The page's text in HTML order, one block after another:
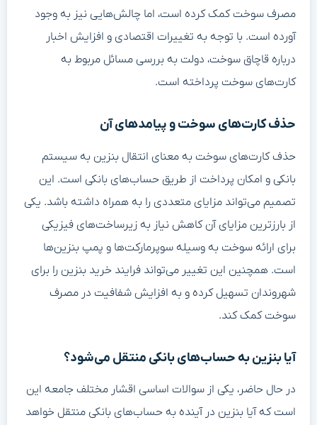
مصرف سوخت کمک کرده است، اما چالش‌هایی نیز به وجود
آورده است. با توجه به تغییرات اقتصادی و افزایش اخبار
درباره قاچاق سوخت، دولت به بررسی مسائل مربوط به
کارت‌های سوخت پرداخته است.
حذف کارت‌های سوخت و پیامدهای آن
حذف کارت‌های سوخت به معنای انتقال بنزین به سیستم
بانکی و امکان پرداخت از طریق حساب‌های بانکی است. این
تصمیم می‌تواند مزایای متعددی را به همراه داشته باشد. یکی
از بارزترین مزایای آن کاهش نیاز به زیرساخت‌های فیزیکی
برای ارائه سوخت به وسیله سوپرمارکت‌ها و پمپ بنزین‌ها
است. همچنین این تغییر می‌تواند فرایند خرید بنزین را برای
شهروندان تسهیل کرده و به افزایش شفافیت در مصرف
سوخت کمک کند.
آیا بنزین به حساب‌های بانکی منتقل می‌شود؟
در حال حاضر، یکی از سوالات اساسی اقشار مختلف جامعه این
است که آیا بنزین در آینده به حساب‌های بانکی منتقل خواهد